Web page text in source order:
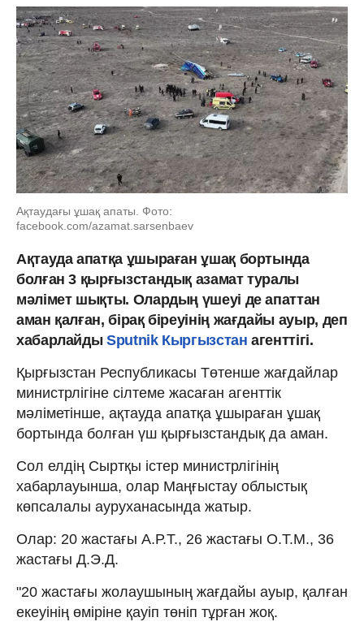
Ақтаудағы ұшақ апаты. Фото:
facebook.com/azamat.sarsenbaev
Ақтауда апатқа ұшыраған ұшақ бортында
болған 3 қырғызстандық азамат туралы
мәлімет шықты. Олардың үшеуі де апаттан
аман қалған, бірақ біреуінің жағдайы ауыр, деп
хабарлайдыSputnik Кыргызстанагенттігі.
Қырғызстан Республикасы Төтенше жағдайлар
министрлігіне сілтеме жасаған агенттік
мәліметінше, ақтауда апатқа ұшыраған ұшақ
бортында болған үш қырғызстандық да аман.
Сол елдің Сыртқы істер министрлігінің
хабарлауынша, олар Маңғыстау облыстық
көпсалалы ауруханасында жатыр.
Олар: 20 жастағы А.Р.Т., 26 жастағы О.Т.М., 36
жастағы Д.Э.Д.
"20 жастағы жолаушының жағдайы ауыр, қалған
екеуінің өміріне қауіп төніп тұрған жоқ.